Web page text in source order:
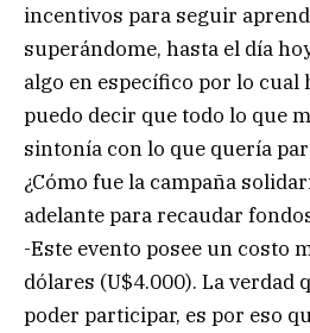
incentivos para seguir
superándome, hasta el día
algo en específico por lo cual
puedo decir que todo lo que
sintonía con lo que quería
¿Cómo fue la campaña
adelante para recaudar
-Este evento posee un costo
dólares (U$4.000). La verdad
poder participar, es por eso